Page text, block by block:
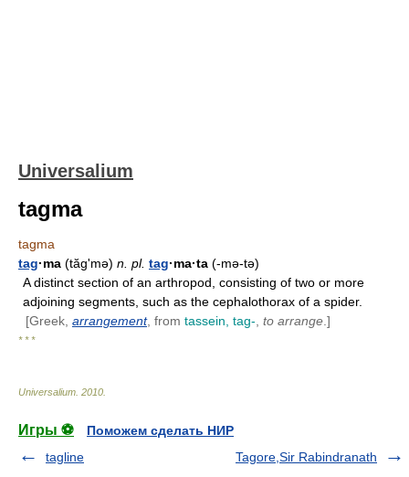
Universalium
tagma
tagma
tag·ma (tăgʹmə) n. pl. tag·ma·ta (-mə-tə)
A distinct section of an arthropod, consisting of two or more
adjoining segments, such as the cephalothorax of a spider.
[Greek, arrangement, from tassein, tag- to arrange .]
* * *
Universalium 2010
Игры ⚽
Поможем сделать НИР
tagline
Tagore,Sir Rabindranath